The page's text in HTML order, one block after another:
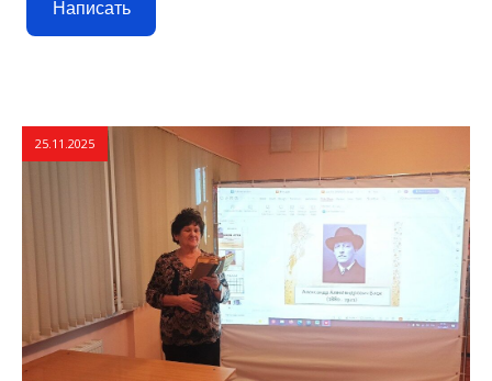
Написать
25.11.2025